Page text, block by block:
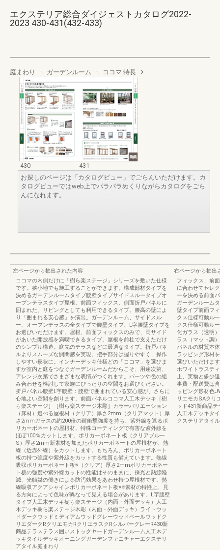
エクステリア総合ダイジェストカタログ2022-
2023 430-431(432-433)
庭まわり ガーデンルーム ココマ 特長
430
431
お探しのページは「カタログビュー」でごらんいただけます。カ
タログビューではweb上でパラパラめくりながらカタログをごら
んになれます。
左ページから抽出された内容
ココマの内側だけに「樹ら楽ステージ」シリーズを敷いた仕様
です。狭小地でも施工することができます。構成部材タイプを
決めるガーデンルームタイプ腰壁タイプサイドスルータイプオ
ープンテラスタイプ屋根、前面フィックス、側面折戸パネルに
囲まれた、リビングとしても利用できるタイプ。腰高の壁によ
り「囲まれる安心感」を演出。ガーデンルーム、サイドスル
ー、オープンテラスの全タイプで腰壁タイプ、L字腰壁タイプを
お選びいただけます。屋根、前面フィックスのみで、両サイド
があいた開放感を満喫できるタイプ。屋根を前柱で支えただけ
のシンプル構造。庭先のテラスなどに最適なタイプ。折戸パネ
ルよりスムーズな開閉感を実現。把手部分は握りやすく、操作
しやすい形状に。インナーデッキ仕様どの「ココマ」を選びま
すか室内と庭をつなぐガーデンルームだからこそ、用途次第、
アレンジ次第でさまざまな表情がつくれます。パーツや色の組
み合わせを検討して家族にぴったりの空間をお選びください。
折戸パネル腰壁L字腰壁：腰壁で囲まれている安心感が、さらに
心地よい空間を創ります。前面パネルココマ人工木デッキ［樹
ら楽ステージ］［樹ら楽ステージ木彫］カラーバリエーション
（床材）選べる屋根材（クリア）厚さ2mm（クリアマット）厚
さ2mmガラスの約200倍の耐衝撃強度を持ち、紫外線を遮るポ
リカーボネートの屋根材。特殊コーティングで有害な紫外線を
ほぼ100％カットします。ポリカーボネート板（クリアブルー
S）厚さ2mm新素材を加えたポリカーボネートの屋根材が、熱
線（近赤外線）をカットします。もちろん、ポリカーボネート
板の持つ強度や紫外線をカットする性質も備えています。熱線
吸収ポリカーボネート板※（クリア）厚さ2mmポリカーボネー
ト板の強度や紫外線カットの性能はそのままに、採光と熱線軽
減、光触媒の働きによる防汚効果をあわせ持つ屋根材です。熱
線吸収アクアシャインポリカーボネート板※※素材の特性上、見
る方向によって色味が異なって見える場合があります。L字腰壁
タイプ人工木デッキ樹ら楽ステージ（内面・外面デッキ）人工
木デッキ樹ら楽ステージ木彫（内面・外面デッキ）ライトウッ
ドダークウッドミディアムウッドグレーウッドペールウッドク
リエダークRクリエモカRクリエラスクRシルバーグレーR430新
商品テラステラス囲いストックヤードガーデンルーム人工木デ
ッキタイルデッキオーニングガーデンファニチャーエクステリ
アタイル庭まわり
右ページから抽出
フィックス、前
に合わせてセレ
ーを決める前面
ガーデンルーム
壁タイプ前面フ
クス仕様可動ル
クス仕様可動ル
化ガラス（透明
ラス（マット調
パネルの材質本
ラッピング形材
選びいただけま
ホワイトラステ
上、実物と多少
事費・配送費は
ッピング形材色
リエモカSAクリ
ッド431新商品
人工木デッキタ
クステリアタイ